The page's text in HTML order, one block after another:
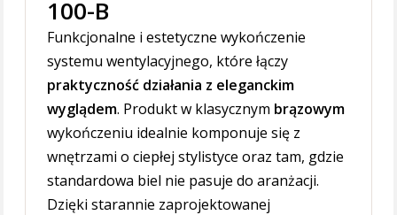
100-B
Funkcjonalne i estetyczne wykończenie
systemu wentylacyjnego, które łączy
praktyczność działania z eleganckim
wyglądem. Produkt w klasycznym brązowym
wykończeniu idealnie komponuje się z
wnętrzami o ciepłej stylistyce oraz tam, gdzie
standardowa biel nie pasuje do aranżacji.
Dzięki starannie zaprojektowanej